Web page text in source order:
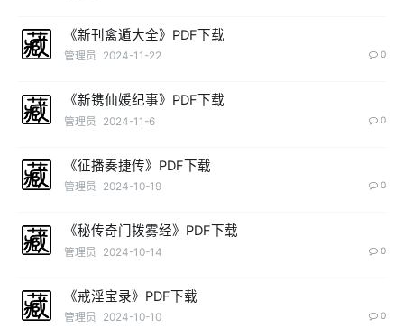
《新刊禽遁大全》PDF下载
管理员 2024-11-22 0
《新镌仙媛纪事》PDF下载
管理员 2024-11-6 0
《征播奏捷传》PDF下载
管理员 2024-10-19 0
《秘传奇门拨雾经》PDF下载
管理员 2024-10-14 0
《戒淫宝录》PDF下载
管理员 2024-10-10 0